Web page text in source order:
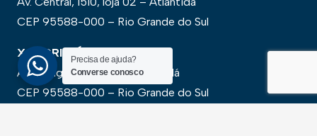
CEP 95588-000 – Rio Grande do Sul
XANGRI-LÁ
Av. Paraguassu, 6801 – Xangri-lá
CEP 95588-000 – Rio Grande do Sul
Precisa de ajuda?
Converse conosco